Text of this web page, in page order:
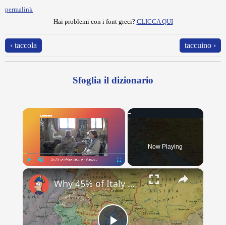
permalink
Hai problemi con i font greci? CLICCA QUI
‹ taccola taccuino ›
Sfoglia il dizionario
×
Play Unmute Fullscreen
Now Playing
×
Why 45% of Italy Doesn't Speak "Italian"